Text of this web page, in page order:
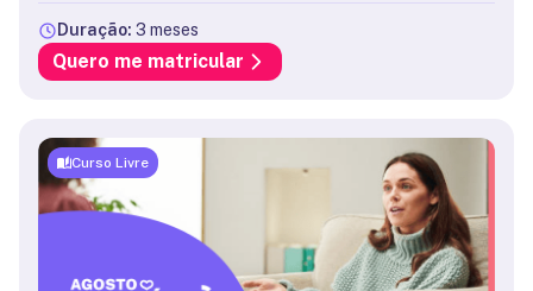
Duração: 3 meses
Quero me matricular
Curso Livre